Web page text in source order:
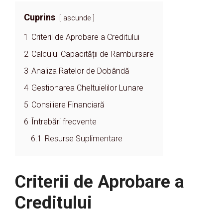
Cuprins ascunde
1 Criterii de Aprobare a Creditului
2 Calculul Capacității de Rambursare
3 Analiza Ratelor de Dobândă
4 Gestionarea Cheltuielilor Lunare
5 Consiliere Financiară
6
Întrebări frecvente
6.1
Resurse Suplimentare
Criterii de Aprobare a
Creditului